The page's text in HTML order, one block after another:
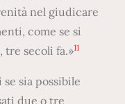
nel giudicare
come se si
tre secoli fa.»11
sia possibile
due o tre